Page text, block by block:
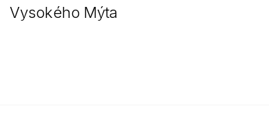
Vysokého Mýta